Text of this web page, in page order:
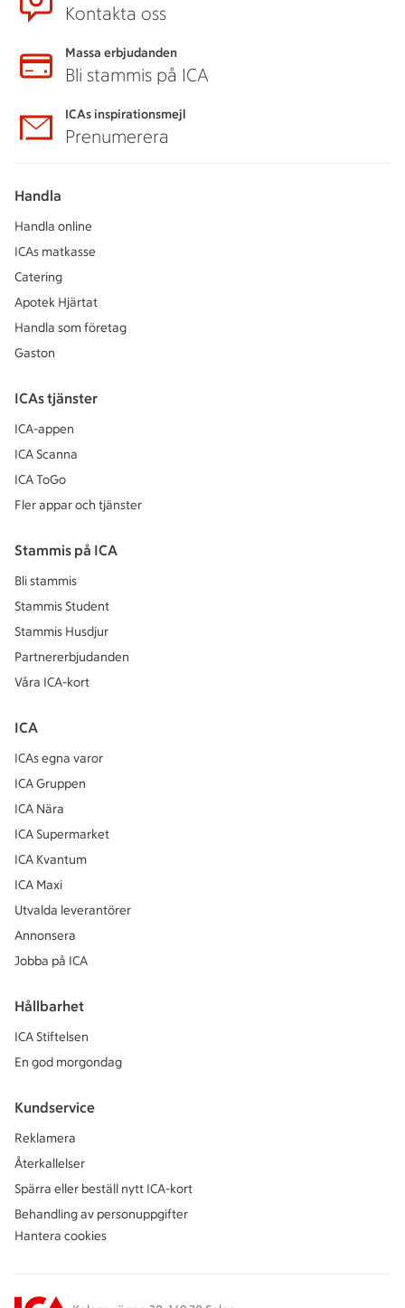
Kontakta oss
Massa erbjudanden
Bli stammis på ICA
ICAs inspirationsmejl
Prenumerera
Handla
Handla online
ICAs matkasse
Catering
Apotek Hjärtat
Handla som företag
Gaston
ICAs tjänster
ICA-appen
ICA Scanna
ICA ToGo
Fler appar och tjänster
Stammis på ICA
Bli stammis
Stammis Student
Stammis Husdjur
Partnererbjudanden
Våra ICA-kort
ICA
ICAs egna varor
ICA Gruppen
ICA Nära
ICA Supermarket
ICA Kvantum
ICA Maxi
Utvalda leverantörer
Annonsera
Jobba på ICA
Hållbarhet
ICA Stiftelsen
En god morgondag
Kundservice
Reklamera
Återkallelser
Spärra eller beställ nytt ICA-kort
Behandling av personuppgifter
Hantera cookies